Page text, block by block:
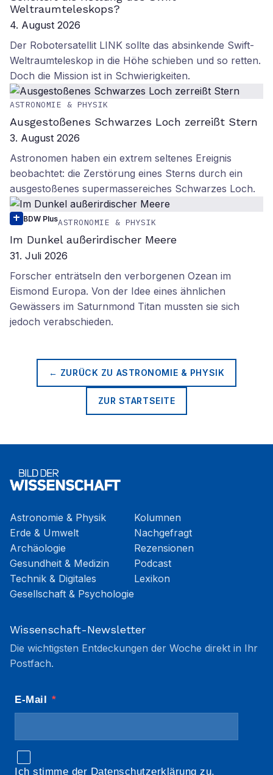
Weltraumteleskops?
4. August 2026
Der Robotersatellit LINK sollte das absinkende Swift-
Weltraumteleskop in die Höhe schieben und so retten.
Doch die Mission ist in Schwierigkeiten.
ASTRONOMIE & PHYSIK
Ausgestoßenes Schwarzes Loch zerreißt Stern
3. August 2026
Astronomen haben ein extrem seltenes Ereignis
beobachtet: die Zerstörung eines Sterns durch ein
ausgestoßenes supermassereiches Schwarzes Loch.
BDW PlusASTRONOMIE & PHYSIK
Im Dunkel außerirdischer Meere
31. Juli 2026
Forscher enträtseln den verborgenen Ozean im
Eismond Europa. Von der Idee eines ähnlichen
Gewässers im Saturnmond Titan mussten sie sich
jedoch verabschieden.
← ZURÜCK ZU ASTRONOMIE & PHYSIK
ZUR STARTSEITE
Astronomie & Physik
Erde & Umwelt
Archäologie
Gesundheit & Medizin
Technik & Digitales
Gesellschaft & Psychologie
Kolumnen
Nachgefragt
Rezensionen
Podcast
Lexikon
Wissenschaft-Newsletter
Die wichtigsten Entdeckungen der Woche direkt in Ihr
Postfach.